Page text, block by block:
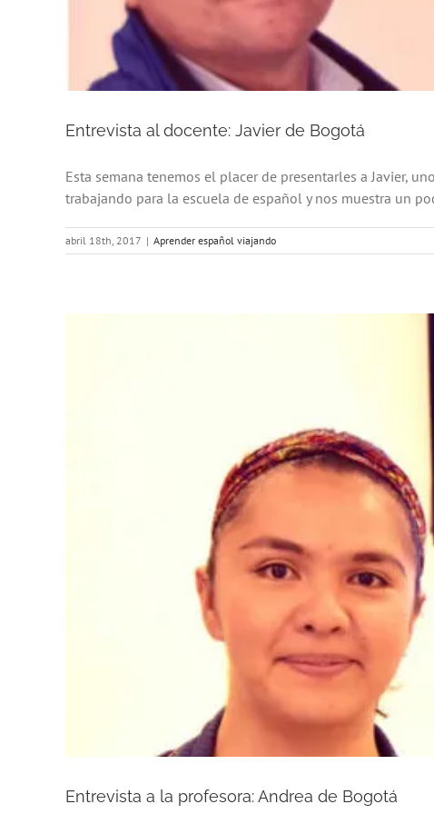
Entrevista al docente: Javier de Bogotá
Esta semana tenemos el placer de presentarles a Javier,
trabajando para la escuela de español y nos muestra un
abril 18th, 2017 | Aprender español viajando
Entrevista a la profesora: Andrea de Bogotá